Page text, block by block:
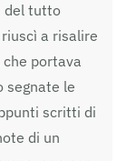
del tutto
a risalire
che portava
segnate le
scritti di
di un